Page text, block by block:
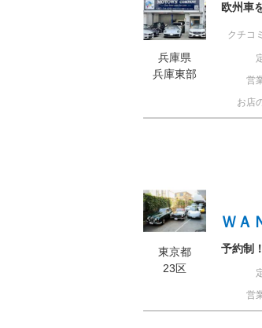
兵庫県
兵庫東部
欧州車
クチコ
営
お店
東京都
23区
ＷＡ
予約制
営